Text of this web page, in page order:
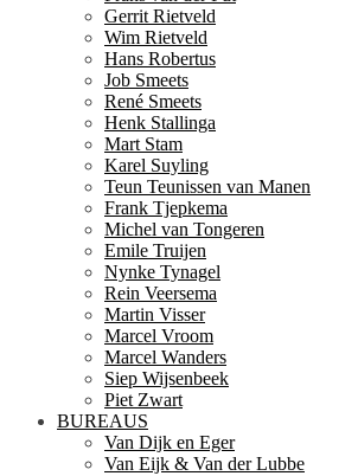
Gerrit Rietveld
Wim Rietveld
Hans Robertus
Job Smeets
René Smeets
Henk Stallinga
Mart Stam
Karel Suyling
Teun Teunissen van Manen
Frank Tjepkema
Michel van Tongeren
Emile Truijen
Nynke Tynagel
Rein Veersema
Martin Visser
Marcel Vroom
Marcel Wanders
Siep Wijsenbeek
Piet Zwart
BUREAUS
Van Dijk en Eger
Van Eijk & Van der Lubbe